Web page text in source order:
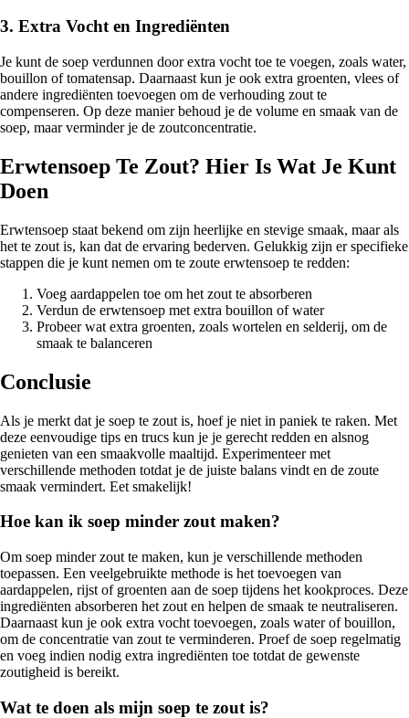
3. Extra Vocht en Ingrediënten
Je kunt de soep verdunnen door extra vocht toe te voegen, zoals water,
bouillon of tomatensap. Daarnaast kun je ook extra groenten, vlees of
andere ingrediënten toevoegen om de verhouding zout te
compenseren. Op deze manier behoud je de volume en smaak van de
soep, maar verminder je de zoutconcentratie.
Erwtensoep Te Zout? Hier Is Wat Je Kunt
Doen
Erwtensoep staat bekend om zijn heerlijke en stevige smaak, maar als
het te zout is, kan dat de ervaring bederven. Gelukkig zijn er specifieke
stappen die je kunt nemen om te zoute erwtensoep te redden:
Voeg aardappelen toe om het zout te absorberen
Verdun de erwtensoep met extra bouillon of water
Probeer wat extra groenten, zoals wortelen en selderij, om de
smaak te balanceren
Conclusie
Als je merkt dat je soep te zout is, hoef je niet in paniek te raken. Met
deze eenvoudige tips en trucs kun je je gerecht redden en alsnog
genieten van een smaakvolle maaltijd. Experimenteer met
verschillende methoden totdat je de juiste balans vindt en de zoute
smaak vermindert. Eet smakelijk!
Hoe kan ik soep minder zout maken?
Om soep minder zout te maken, kun je verschillende methoden
toepassen. Een veelgebruikte methode is het toevoegen van
aardappelen, rijst of groenten aan de soep tijdens het kookproces. Deze
ingrediënten absorberen het zout en helpen de smaak te neutraliseren.
Daarnaast kun je ook extra vocht toevoegen, zoals water of bouillon,
om de concentratie van zout te verminderen. Proef de soep regelmatig
en voeg indien nodig extra ingrediënten toe totdat de gewenste
zoutigheid is bereikt.
Wat te doen als mijn soep te zout is?